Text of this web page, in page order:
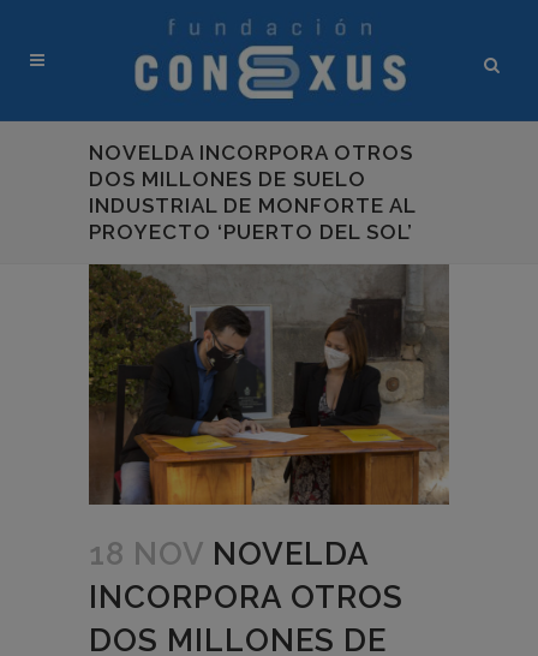
NOVELDA INCORPORA OTROS
DOS MILLONES DE SUELO
INDUSTRIAL DE MONFORTE AL
PROYECTO ‘PUERTO DEL SOL’
18 NOV NOVELDA
INCORPORA OTROS
DOS MILLONES DE